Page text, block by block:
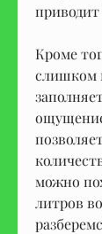
Кроме
слишком
можно
литров